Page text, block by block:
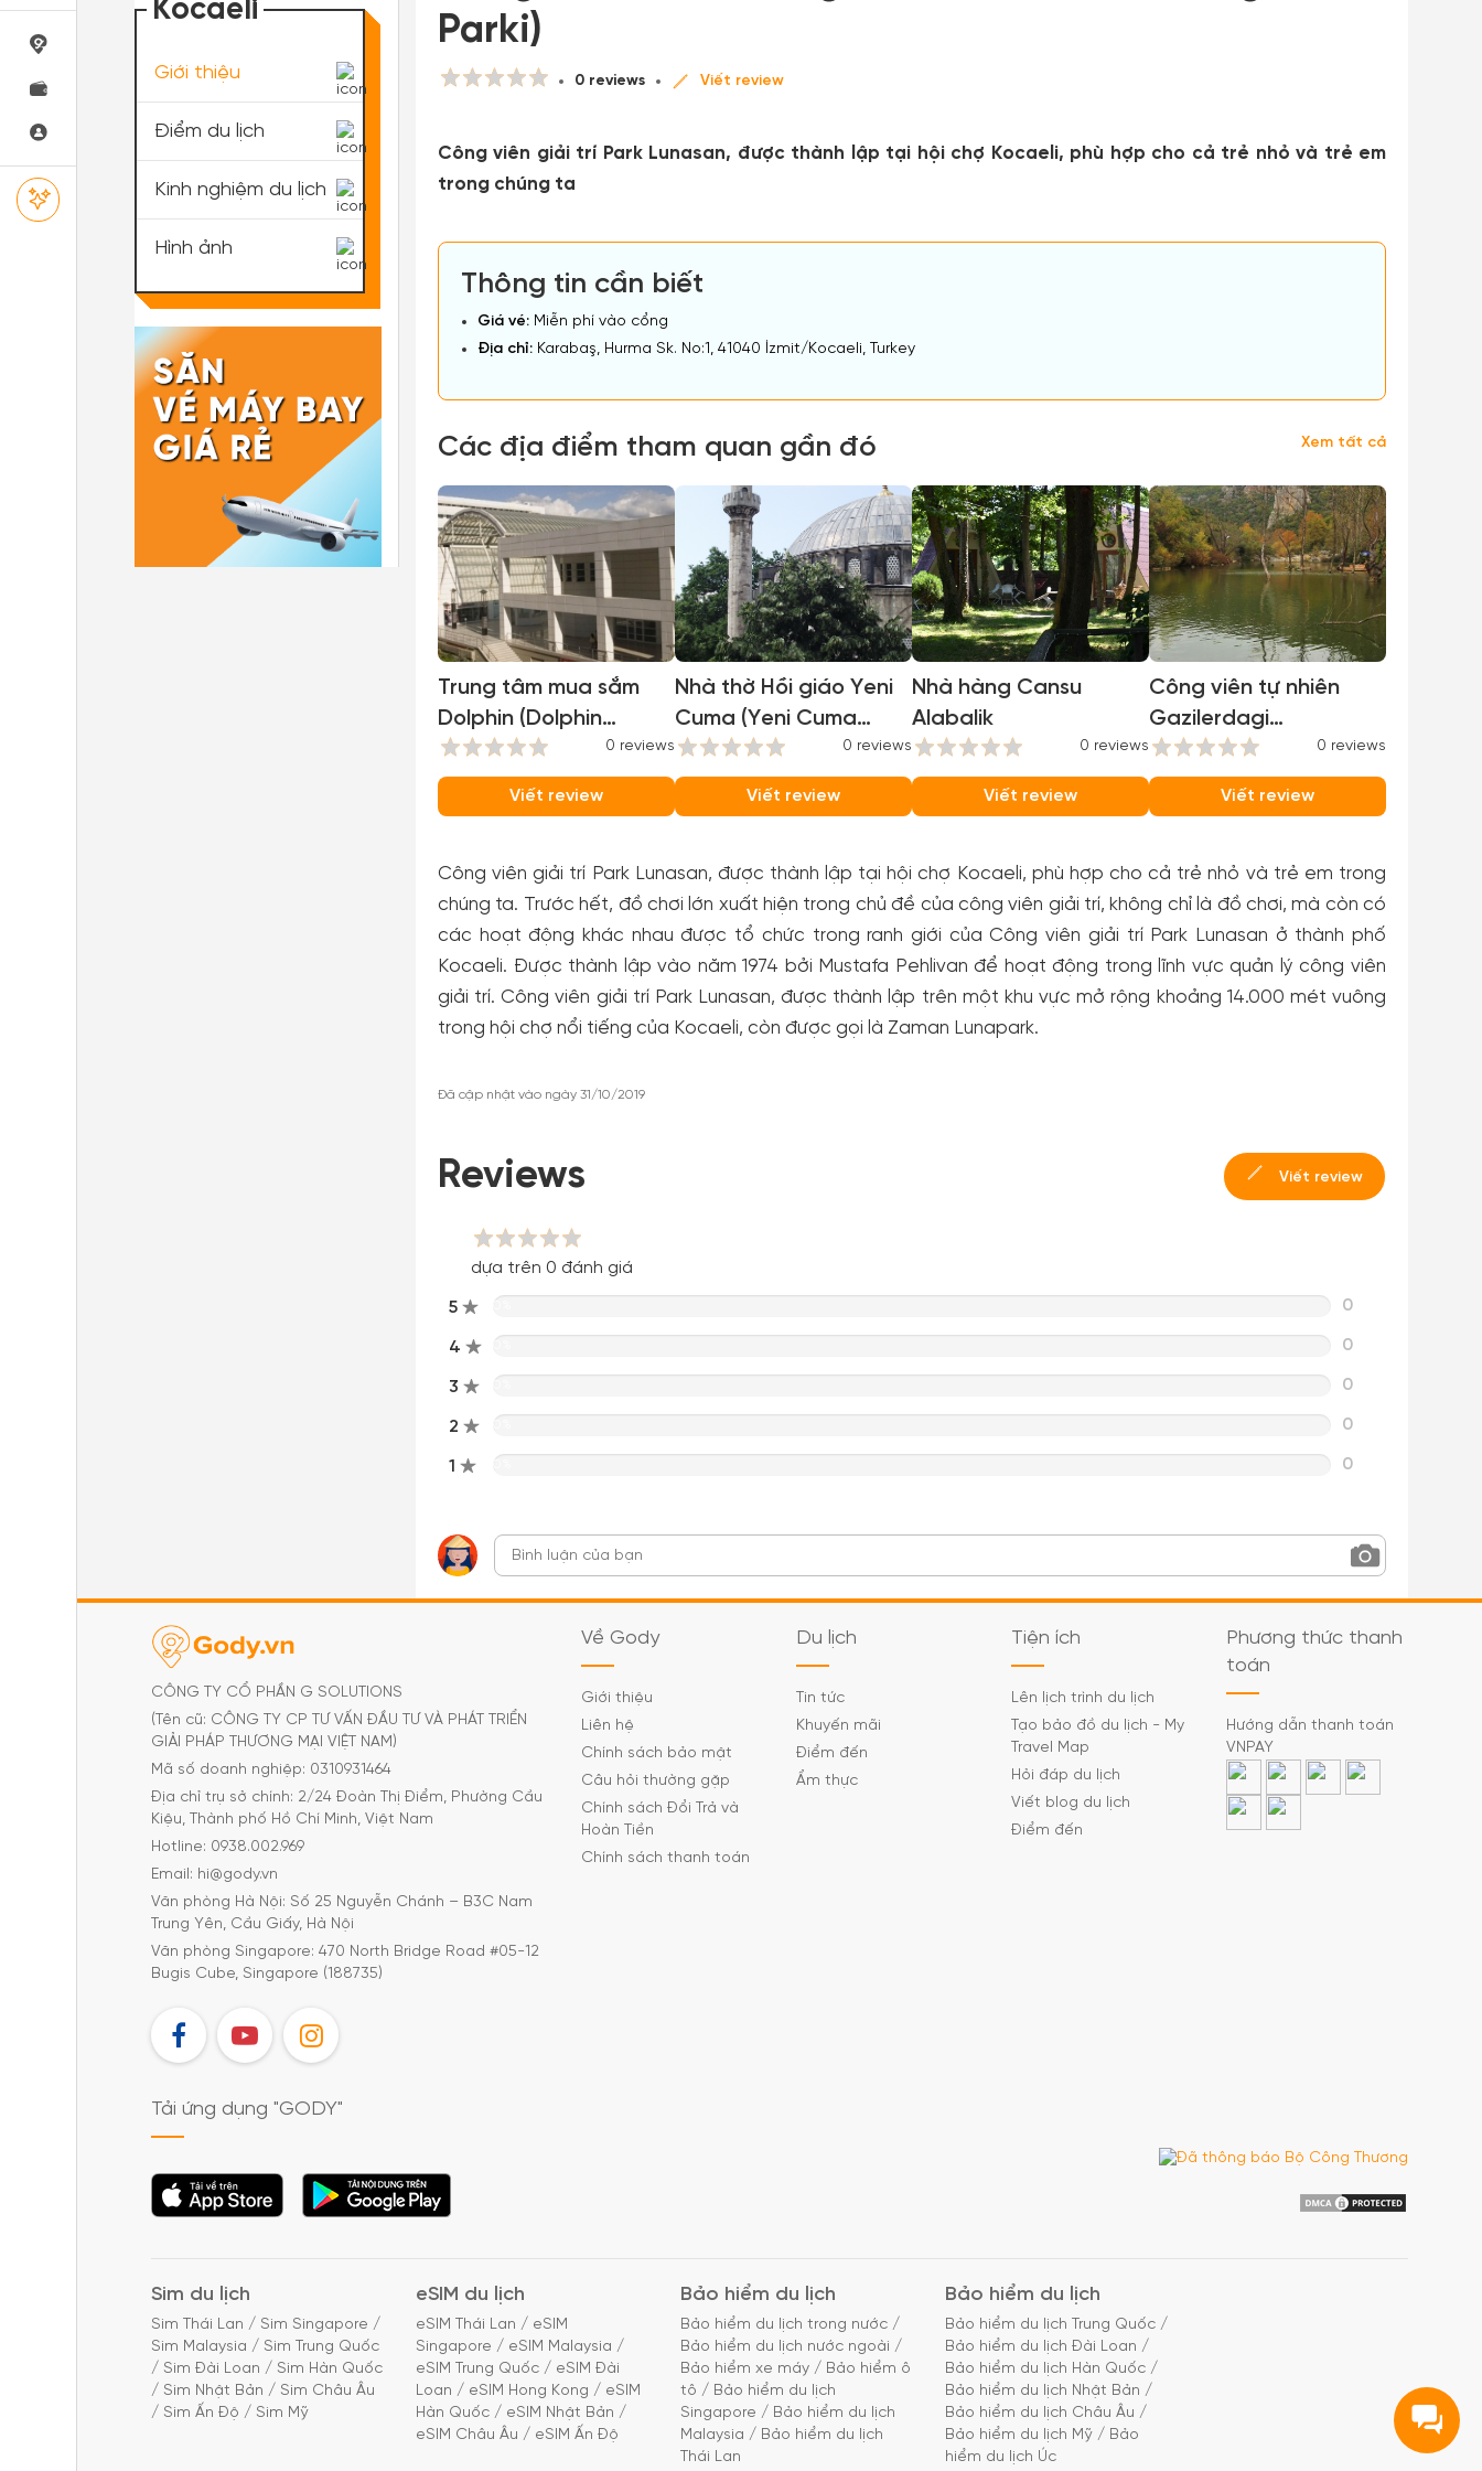
Parki)
0 reviews Viết review
Công viên giải trí Park Lunasan, được thành lập tại hội chợ Kocaeli, phù hợp cho cả trẻ nhỏ và trẻ em
trong chúng ta
Thông tin cần biết
Giá vé: Miễn phí vào cổng
Địa chỉ: Karabaş, Hurma Sk. No:1, 41040 İzmit/Kocaeli, Turkey
Các địa điểm tham quan gần đó Xem tất cả
Trung tâm mua sắm
Dolphin (Dolphin
Center)
0 reviews
Viết review
Nhà thờ Hồi giáo Yeni
Cuma (Yeni Cuma
Camii)
0 reviews
Viết review
Nhà hàng Cansu
Alabalik
0 reviews
Viết review
Công viên tự nhiên
Gazilerdagi
(Gazilerdagi Tabiat
Parki)
0 reviews
Viết review
Công viên giải trí Park Lunasan, được thành lập tại hội chợ Kocaeli, phù hợp cho cả trẻ nhỏ và trẻ em trong
chúng ta. Trước hết, đồ chơi lớn xuất hiện trong chủ đề của công viên giải trí, không chỉ là đồ chơi, mà còn có
các hoạt động khác nhau được tổ chức trong ranh giới của Công viên giải trí Park Lunasan ở thành phố
Kocaeli. Được thành lập vào năm 1974 bởi Mustafa Pehlivan để hoạt động trong lĩnh vực quản lý công viên
giải trí. Công viên giải trí Park Lunasan, được thành lập trên một khu vực mở rộng khoảng 14.000 mét vuông
trong hội chợ nổi tiếng của Kocaeli, còn được gọi là Zaman Lunapark.
Đã cập nhật vào ngày 31/10/2019
Reviews Viết review
dựa trên 0 đánh giá
5 0
4 0
3 0
2 0
1 0
Kocaeli
Giới thiệu
Điểm du lịch
Kinh nghiệm du lịch
Hình ảnh
CÔNG TY CỔ PHẦN G SOLUTIONS
(Tên cũ: CÔNG TY CP TƯ VẤN ĐẦU TƯ VÀ PHÁT TRIỂN
GIẢI PHÁP THƯƠNG MẠI VIỆT NAM)
Mã số doanh nghiệp: 0310931464
Địa chỉ trụ sở chính: 2/24 Đoàn Thị Điểm, Phường Cầu
Kiệu, Thành phố Hồ Chí Minh, Việt Nam
Hotline: 0938.002.969
Email: hi@gody.vn
Văn phòng Hà Nội: Số 25 Nguyễn Chánh – B3C Nam
Trung Yên, Cầu Giấy, Hà Nội
Văn phòng Singapore: 470 North Bridge Road #05-12
Bugis Cube, Singapore (188735)
FB YT IG
Về Gody
Giới thiệu
Liên hệ
Chính sách bảo mật
Câu hỏi thường gặp
Chính sách Đổi Trả và
Hoàn Tiền
Chính sách thanh toán
Du lịch
Tin tức
Khuyến mãi
Điểm đến
Ẩm thực
Tiện ích
Lên lịch trình du lịch
Tạo bảo đồ du lịch - My
Travel Map
Hỏi đáp du lịch
Viết blog du lịch
Điểm đến
Phương thức thanh
toán
Hướng dẫn thanh toán
VNPAY
Tải ứng dụng "GODY"
Tải ứng dụng Tải ứng dụng
Sim du lịch
Sim Thái Lan / Sim Singapore /
Sim Malaysia / Sim Trung Quốc
/ Sim Đài Loan / Sim Hàn Quốc
/ Sim Nhật Bản / Sim Châu Âu
/ Sim Ấn Độ / Sim Mỹ
eSIM du lịch
eSIM Thái Lan / eSIM
Singapore / eSIM Malaysia /
eSIM Trung Quốc / eSIM Đài
Loan / eSIM Hong Kong / eSIM
Hàn Quốc / eSIM Nhật Bản /
eSIM Châu Âu / eSIM Ấn Độ
Bảo hiểm du lịch
Bảo hiểm du lịch trong nước /
Bảo hiểm du lịch nước ngoài /
Bảo hiểm xe máy / Bảo hiểm ô
tô / Bảo hiểm du lịch
Singapore / Bảo hiểm du lịch
Malaysia / Bảo hiểm du lịch
Thái Lan
Bảo hiểm du lịch
Bảo hiểm du lịch Trung Quốc /
Bảo hiểm du lịch Đài Loan /
Bảo hiểm du lịch Hàn Quốc /
Bảo hiểm du lịch Nhật Bản /
Bảo hiểm du lịch Châu Âu /
Bảo hiểm du lịch Mỹ / Bảo
hiểm du lịch Úc